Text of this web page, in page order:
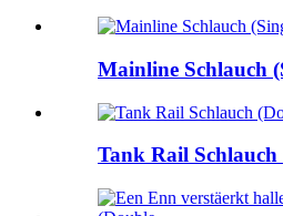
Mainline Schlauch
Tank Rail